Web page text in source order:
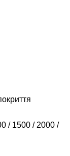
/ 1500 / 2000 /